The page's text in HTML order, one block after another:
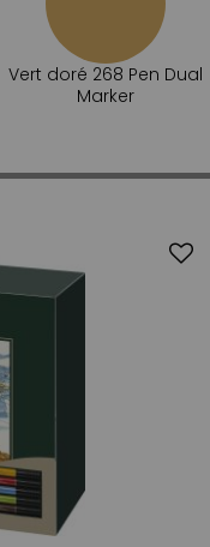
Vert doré 268 Pen Dual
Marker